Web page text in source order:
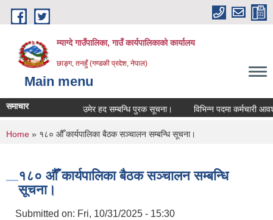
Skip to main content
म्याग्दे गाउँपालिका, गाउँ कार्यपालिकाको कार्यालय
छाङ्ग, तनहुँ (गण्डकी प्रदेश, नेपाल)
Main menu
समाचार उमेर हद सम्बन्धि पुरक सूचना। विभिन्न पदमा कर्मचारी
You are here
Home » १८० औँ कार्यपालिका बैठक सञ्चालन सम्बन्धि सूचना।
१८० औँ कार्यपालिका बैठक सञ्चालन सम्बन्धि
सूचना।
Submitted on: Fri, 10/31/2025 - 15:30